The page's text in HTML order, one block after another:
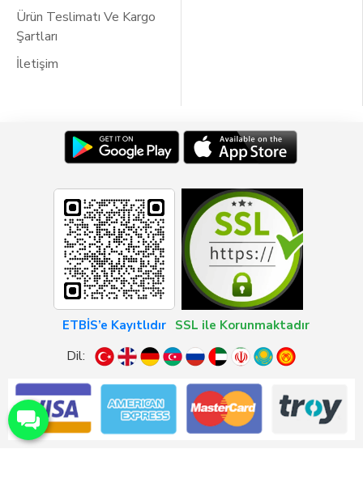
Ürün Teslimatı Ve Kargo
Şartları
İletişim
ETBİS’e Kayıtlıdır SSL ile Korunmaktadır
Dil: